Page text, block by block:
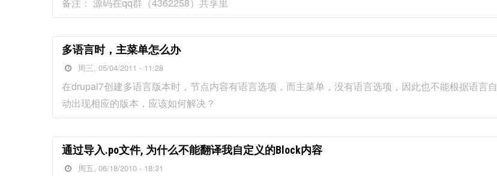
多语言时，主菜单怎么办
周三, 05/04/2011 - 11:28
在drupal7创建多语言版本时，节点内容有语言选项，而主菜单，没有语言选项，因此也不能根据语言自
动出现相应的版本，应该如何解决？
通过导入.po文件, 为什么不能翻译我自定义的Block内容
周五, 06/18/2010 - 18:31